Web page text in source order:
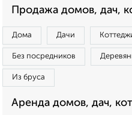
Продажа домов, дач,
Дома Дачи
Без посредников
Из бруса
Аренда домов, дач,